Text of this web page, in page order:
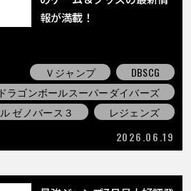
報が満載！
Ｖジャンプ
DBSCG
ドラゴンボールスーパーダイバーズ
ゼノバース３
レジェンズ
2026.06.19